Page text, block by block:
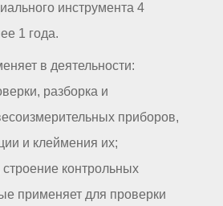
инструмента 4
1 года.
в деятельности:
разборка и
приборов,
и клеймения их;
контрольных
применяет для проверки